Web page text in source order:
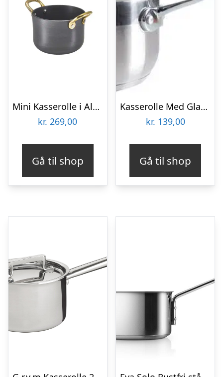
Mini Kasserolle i Aluminium 11 x 7cm Genware
kr. 269,00
Gå til shop
Kasserolle Med Glaslåg 1,8 L
kr. 139,00
Gå til shop